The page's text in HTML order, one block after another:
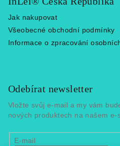
Jak nakupovat
Všeobecné obchodní podmínky
Informace o zpracování
Odebírat newsletter
Vložte svůj e-mail a my vám
nových produktech na našem e-
E-mail